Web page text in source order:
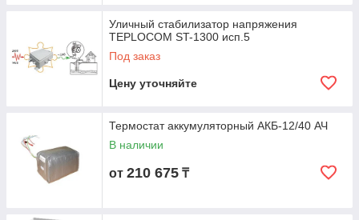
Уличный стабилизатор напряжения
TEPLOCOM ST-1300 исп.5
Под заказ
Цену уточняйте
Термостат аккумуляторный АКБ-12/40 АЧ
В наличии
от 210 675 ₸